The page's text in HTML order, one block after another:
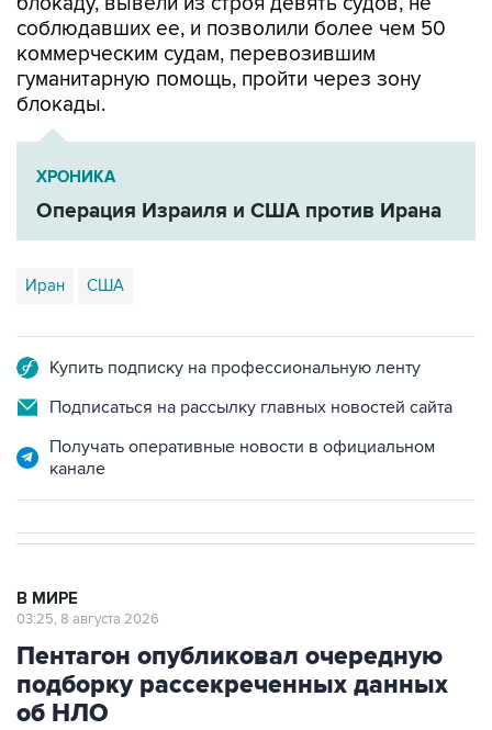
соблюдавших ее, и позволили более чем 50
коммерческим судам, перевозившим
гуманитарную помощь, пройти через зону
блокады.
ХРОНИКА
Операция Израиля и США против Ирана
Иран США
Купить подписку на профессиональную ленту
Подписаться на рассылку главных новостей сайта
Получать оперативные новости в официальном
канале
В МИРЕ
03:25, 8 августа 2026
Пентагон опубликовал очередную
подборку рассекреченных данных
об НЛО